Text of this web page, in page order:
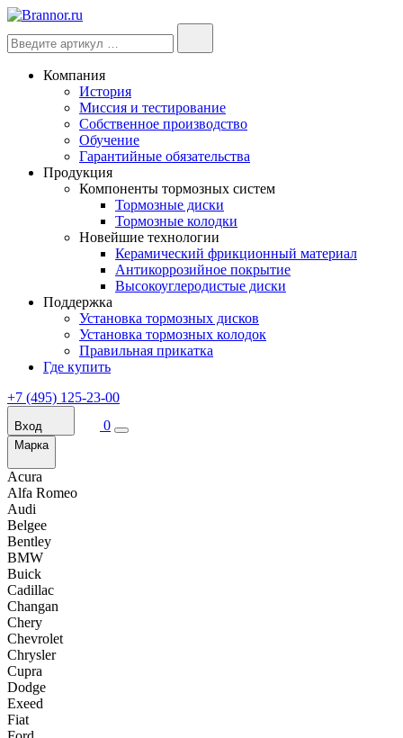
Компания
История
Миссия и тестирование
Собственное производство
Обучение
Гарантийные обязательства
Продукция
Компоненты тормозных систем
Тормозные диски
Тормозные колодки
Новейшие технологии
Керамический фрикционный материал
Антикоррозийное покрытие
Высокоуглеродистые диски
Поддержка
Установка тормозных дисков
Установка тормозных колодок
Правильная прикатка
Где купить
+7 (495) 125-23-00
Вход 0
Марка
Acura
Alfa Romeo
Audi
Belgee
Bentley
BMW
Buick
Cadillac
Changan
Chery
Chevrolet
Chrysler
Cupra
Dodge
Exeed
Fiat